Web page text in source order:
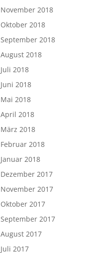
November 2018
Oktober 2018
September 2018
August 2018
Juli 2018
Juni 2018
Mai 2018
April 2018
März 2018
Februar 2018
Januar 2018
Dezember 2017
November 2017
Oktober 2017
September 2017
August 2017
Juli 2017